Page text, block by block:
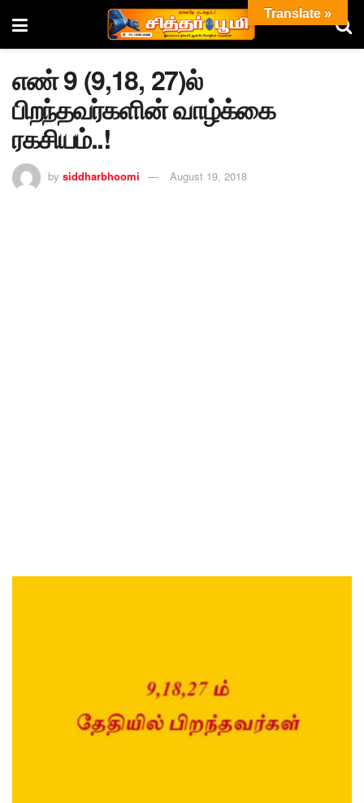
எண் 9 (9,18, 27)ல்
பிறந்தவர்களின் வாழ்க்கை
ரகசியம்..!
by siddharbhoomi August 19, 2018
Translate »